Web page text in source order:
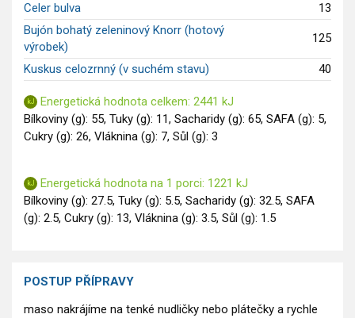
Celer bulva
13
Bujón bohatý zeleninový Knorr (hotový
výrobek)
125
Kuskus celozrnný (v suchém stavu) 40
Energetická hodnota celkem: 2441 kJ
Bílkoviny (g): 55, Tuky (g): 11, Sacharidy (g): 65, SAFA (g): 5,
Cukry (g): 26, Vláknina (g): 7, Sůl (g): 3
Energetická hodnota na 1 porci: 1221 kJ
Bílkoviny (g): 27.5, Tuky (g): 5.5, Sacharidy (g): 32.5, SAFA
(g): 2.5, Cukry (g): 13, Vláknina (g): 3.5, Sůl (g): 1.5
POSTUP PŘÍPRAVY
maso nakrájíme na tenké nudličky nebo plátečky a rychle